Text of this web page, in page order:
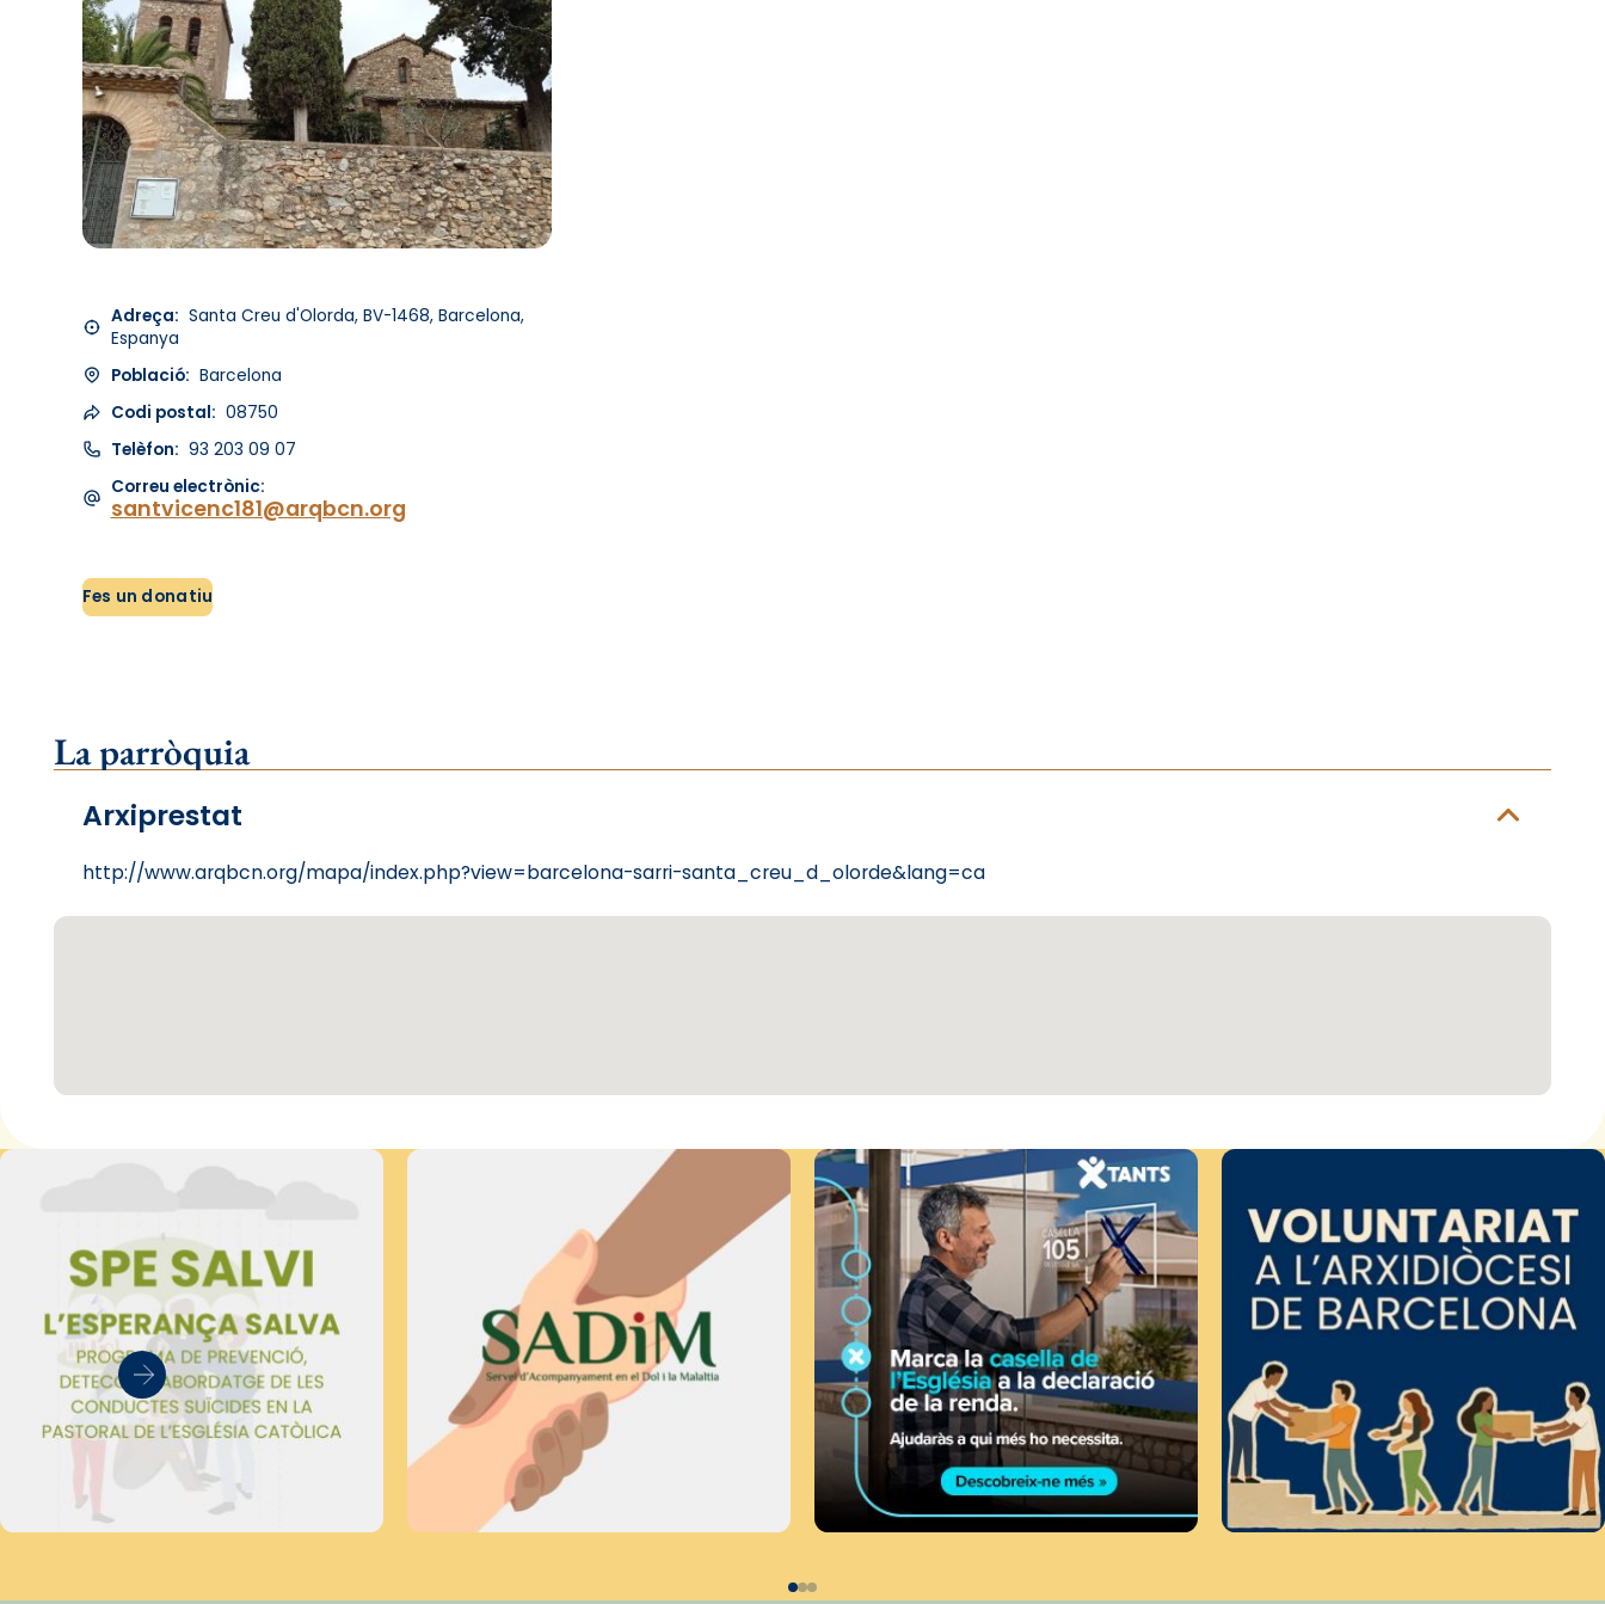
Adreça: Santa Creu d'Olorda, BV-1468, Barcelona,
Espanya
Població: Barcelona
Codi postal: 08750
Telèfon: 93 203 09 07
Correu electrònic:
santvicenc181@arqbcn.org
Fes un donatiu
La parròquia
Arxiprestat
http://www.arqbcn.org/mapa/index.php?view=barcelona-sarri-santa_creu_d_olorde&lang=ca